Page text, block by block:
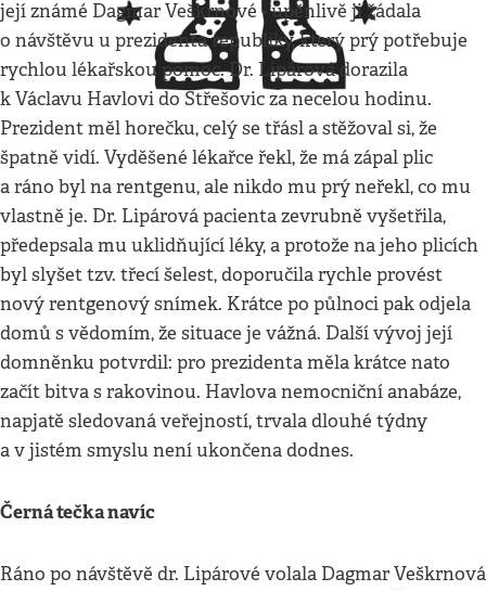
její známé Dagmar Veškrnové - úpěnlivě ji žádala
o návštěvu u prezidenta republiky, který prý potřebuje
rychlou lékařskou pomoc. Dr. Lipárová dorazila
k Václavu Havlovi do Střešovic za necelou hodinu.
Prezident měl horečku, celý se třásl a stěžoval si, že
špatně vidí. Vyděšené lékařce řekl, že má zápal plic
a ráno byl na rentgenu, ale nikdo mu prý neřekl, co mu
vlastně je. Dr. Lipárová pacienta zevrubně vyšetřila,
předepsala mu uklidňující léky, a protože na jeho plicích
byl slyšet tzv. třecí šelest, doporučila rychle provést
nový rentgenový snímek. Krátce po půlnoci pak odjela
domů s vědomím, že situace je vážná. Další vývoj její
domněnku potvrdil: pro prezidenta měla krátce nato
začít bitva s rakovinou. Havlova nemocniční anabáze,
napjatě sledovaná veřejností, trvala dlouhé týdny
a v jistém smyslu není ukončena dodnes.
Černá tečka navíc
Ráno po návštěvě dr. Lipárové volala Dagmar Veškrnová